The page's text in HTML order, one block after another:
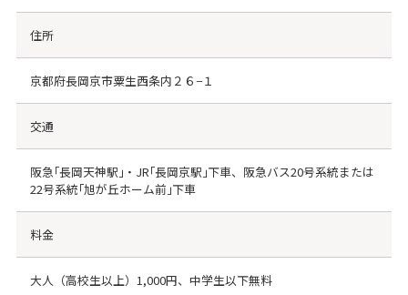
住所
京都府長岡京市粟生西条内２６−１
交通
阪急｢長岡天神駅｣・JR｢長岡京駅｣下車、阪急バス20号系統または
22号系統｢旭が丘ホーム前｣下車
料金
大人（高校生以上）1,000円、中学生以下無料